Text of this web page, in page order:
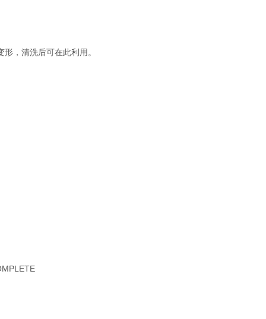
，清洗后可在此利用。